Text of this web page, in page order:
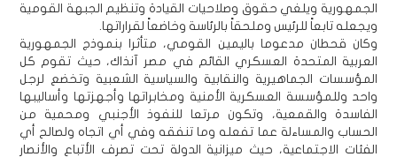
الجمهورية ويلغي حقوق وصلاحيات القيادة وتنظيم الجبهة القومية
ويجعله تابعاً للرئيس وملحقاً بالرئاسة وخاضعاً لقراراتها.
وكان قحطان مدعوما باليمين القومي، متأثرا بنموذج الجمهورية
العربية المتحدة العسكري القائم في مصر آنذاك، حيث تقوم كل
المؤسسات الجماهيرية والنقابية والسياسية الشعبية وتخضع لرجل
واحد وللمؤسسة العسكرية الأمنية ومخابراتها وأجهزتها وأساليبها
الفاسدة والقمعية، وتكون مرتعا للنفوذ الأجنبي ومحمية من
الحساب والمساءلة عما تفعله وما تنفقه وفي أي اتجاه ولصالح أي
الفئات الاجتماعية، حيث ميزانية الدولة تحت تصرف الأتباع والأنصار